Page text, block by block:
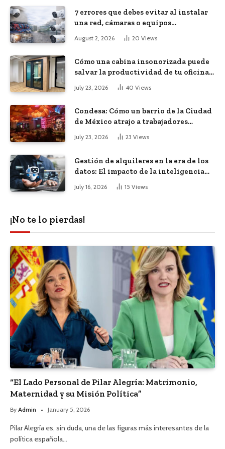
7 errores que debes evitar al instalar
una red, cámaras o equipos
tecnológicos en una empresa
August 2, 2026 20 Views
Cómo una cabina insonorizada puede
salvar la productividad de tu oficina
July 23, 2026 40 Views
Condesa: Cómo un barrio de la Ciudad
de México atrajo a trabajadores
remotos de todo el mundo
July 23, 2026 23 Views
Gestión de alquileres en la era de los
datos: El impacto de la inteligencia
July 16, 2026 15 Views
¡No te lo pierdas!
“El Lado Personal de Pilar Alegría: Matrimonio,
Maternidad y su Misión Política”
By Admin January 5, 2026
Pilar Alegría es, sin duda, una de las figuras más interesantes de la
política española…